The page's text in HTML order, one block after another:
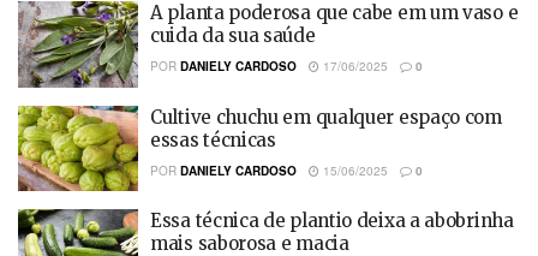
A planta poderosa que cabe em um vaso e
cuida da sua saúde
POR DANIELY CARDOSO 17/06/2025 0
Cultive chuchu em qualquer espaço com
essas técnicas
POR DANIELY CARDOSO 15/06/2025 0
Essa técnica de plantio deixa a abobrinha
mais saborosa e macia